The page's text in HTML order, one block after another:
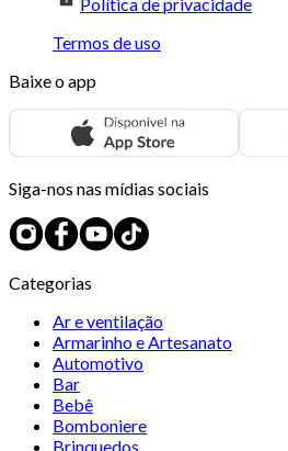
Termos de uso
Baixe o app
Siga-nos nas mídias sociais
Categorias
Ar e ventilação
Armarinho e Artesanato
Automotivo
Bar
Bebê
Bomboniere
Brinquedos